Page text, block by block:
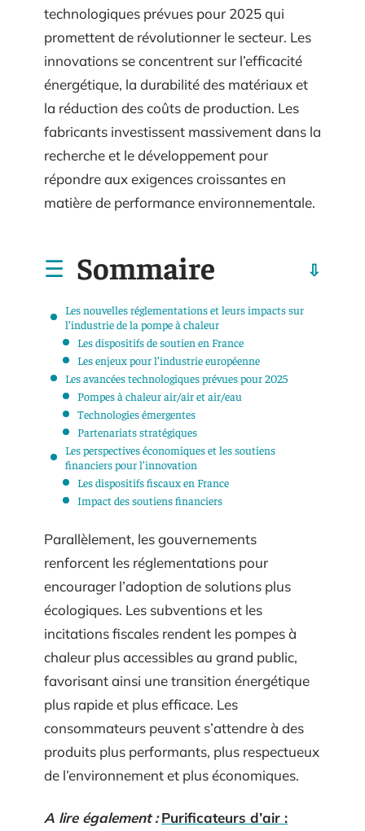
technologiques prévues pour 2025 qui
promettent de révolutionner le secteur. Les
innovations se concentrent sur l’efficacité
énergétique, la durabilité des matériaux et
la réduction des coûts de production. Les
fabricants investissent massivement dans la
recherche et le développement pour
répondre aux exigences croissantes en
matière de performance environnementale.
Sommaire
Les nouvelles réglementations et leurs impacts sur
l’industrie de la pompe à chaleur
Les dispositifs de soutien en France
Les enjeux pour l’industrie européenne
Les avancées technologiques prévues pour 2025
Pompes à chaleur air/air et air/eau
Technologies émergentes
Partenariats stratégiques
Les perspectives économiques et les soutiens
financiers pour l’innovation
Les dispositifs fiscaux en France
Impact des soutiens financiers
Parallèlement, les gouvernements
renforcent les réglementations pour
encourager l’adoption de solutions plus
écologiques. Les subventions et les
incitations fiscales rendent les pompes à
chaleur plus accessibles au grand public,
favorisant ainsi une transition énergétique
plus rapide et plus efficace. Les
consommateurs peuvent s’attendre à des
produits plus performants, plus respectueux
de l’environnement et plus économiques.
A lire également : Purificateurs d’air :